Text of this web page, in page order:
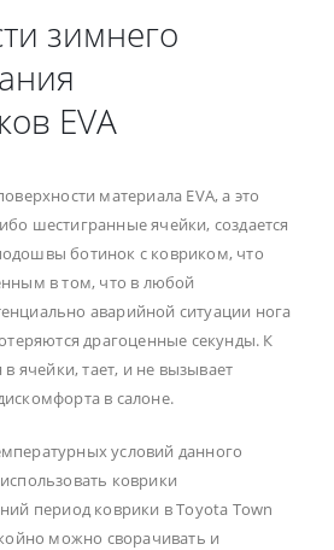
зимнего
EVA
материала EVA, а это
шестигранные ячейки, создается
ботинок с ковриком, что
в том, что в любой
аварийной ситуации нога
драгоценные секунды. К
ячейки, тает, и не вызывает
в салоне.
условий данного
коврики
период коврики в Toyota Town
можно сворачивать и